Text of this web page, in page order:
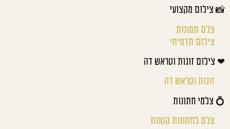
📸 צילום מקצועי
צלם תמונות
צילום תדמיתי
❤ צילום זוגות וטראש דה
זוגות וטראש דה
💍 צלמי חתונות
צלם לחתונות קטנות